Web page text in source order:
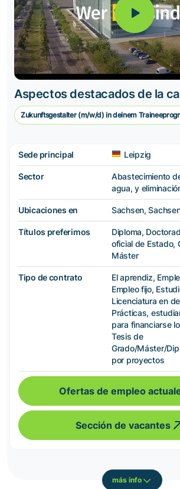
Aspectos destacados de la
Zukunftsgestalter (m/w/d) in deinem
Sede principal Leipzig
Sector
Abastecimiento
agua, y
Ubicaciones en Sachsen,
Títulos preferimos
Diploma,
oficial de Estado,
Máster
Tipo de contrato
El aprendiz,
Empleo fijo,
Licenciatura en
Prácticas,
para financiarse
Tesis de
Grado/Máster/
por proyectos
Ofertas de empleo
Sección de vacantes
más info